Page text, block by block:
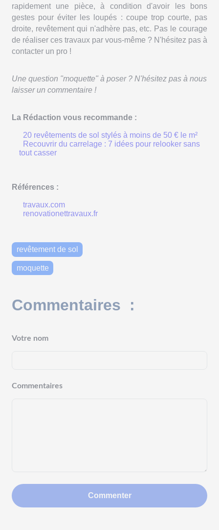
rapidement une pièce, à condition d'avoir les bons
gestes pour éviter les loupés : coupe trop courte, pas
droite, revêtement qui n'adhère pas, etc. Pas le courage
de réaliser ces travaux par vous-même ? N'hésitez pas à
contacter un pro !
Une question "moquette" à poser ? N'hésitez pas à nous
laisser un commentaire !
La Rédaction vous recommande :
20 revêtements de sol stylés à moins de 50 € le m²
Recouvrir du carrelage : 7 idées pour relooker sans
tout casser
Références :
travaux.com
renovationettravaux.fr
revêtement de sol
moquette
Commentaires :
Votre nom
Commentaires
Commenter